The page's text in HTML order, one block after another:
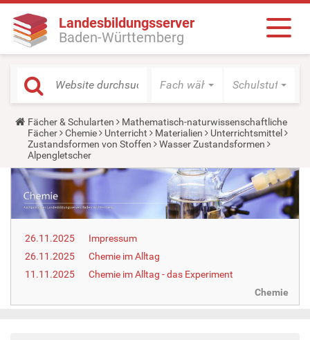
Landesbildungsserver
Baden-Württemberg
Fach wählen Schulstufe
Y
o
u
a
r
e
h
e
r
e
Fächer & Schularten
Mathematisch-naturwissenschaftliche
Fächer
Chemie Unterricht Materialien
Unterrichtsmittel
Zustandsformen von Stoffen
Wasser Zustandsformen
Alpengletscher
26.11.2025
Impressum
26.11.2025
Chemie im Alltag
11.11.2025
Chemie im Alltag - das Experiment
Chemie